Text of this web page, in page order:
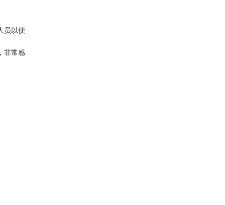
员以便
非常感